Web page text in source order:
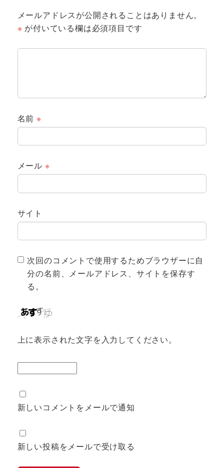
メールアドレスが公開されることはありません。
※ が付いている欄は必須項目です
名前※
メール ※
サイト
次回のコメントで使用するためブラウザーに自
分の名前、メールアドレス、サイトを保存す
る。
上に表示された文字を入力してください。
新しいコメントをメールで通知
新しい投稿をメールで受け取る